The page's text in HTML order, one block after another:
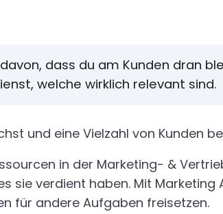
dass du am Kunden dran
welche wirklich relevant sind.
und eine Vielzahl von Kunden
in der Marketing- &
sie verdient haben. Mit
für andere Aufgaben freisetzen.